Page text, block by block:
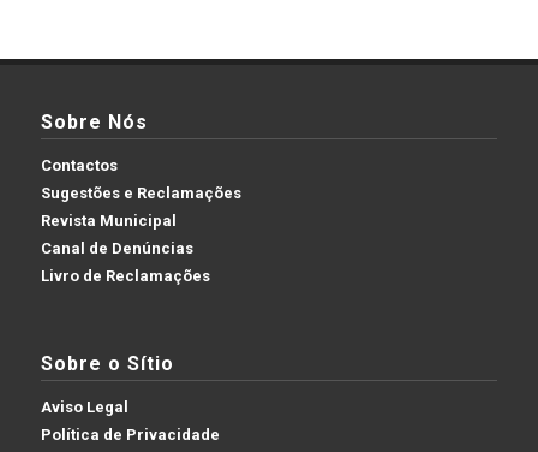
Sobre Nós
Contactos
Sugestões e Reclamações
Revista Municipal
Canal de Denúncias
Livro de Reclamações
Sobre o Sítio
Aviso Legal
Política de Privacidade